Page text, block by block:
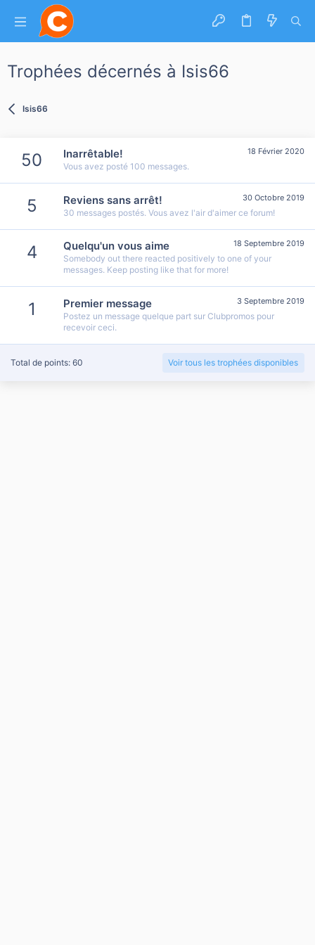
Trophées décernés à Isis66
Isis66
50 18 Février 2020
Inarrêtable!
Vous avez posté 100 messages.
5 30 Octobre 2019
Reviens sans arrêt!
30 messages postés. Vous avez l'air d'aimer ce forum!
4 18 Septembre 2019
Quelqu'un vous aime
Somebody out there reacted positively to one of your
messages. Keep posting like that for more!
1 3 Septembre 2019
Premier message
Postez un message quelque part sur Clubpromos pour
recevoir ceci.
Total de points: 60 Voir tous les trophées disponibles